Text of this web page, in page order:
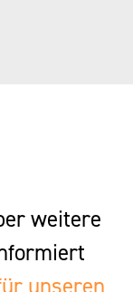
weitere
unseren